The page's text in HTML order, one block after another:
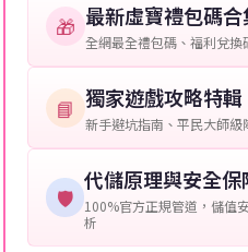
提供這些信息能幫助我們更
保您盡享遊戲樂趣！
🎁 最新虛寶禮包碼合
全網最全禮包碼、福利兌換
📘 獨家遊戲攻略特輯
新手避坑指南、平民大師級
🛡️
代儲原理與安全保
100%官方正規管道，儲值
析